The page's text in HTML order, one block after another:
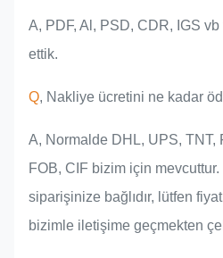
A, PDF, Al, PSD, CDR, IGS vb
ettik.
Q, Nakliye ücretini ne kadar
A, Normalde DHL, UPS, TNT,
FOB, CIF bizim için
siparişinize bağlıdır, lütfen
bizimle iletişime geçmekten